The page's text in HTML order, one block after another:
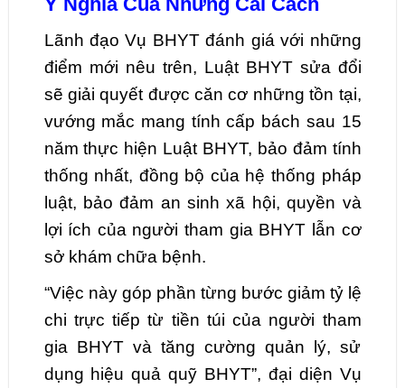
Lãnh đạo Vụ BHYT đánh giá với những
điểm mới nêu trên, Luật BHYT sửa đổi
sẽ giải quyết được căn cơ những tồn tại,
vướng mắc mang tính cấp bách sau 15
năm thực hiện Luật BHYT, bảo đảm tính
thống nhất, đồng bộ của hệ thống pháp
luật, bảo đảm an sinh xã hội, quyền và
lợi ích của người tham gia BHYT lẫn cơ
sở khám chữa bệnh.
“Việc này góp phần từng bước giảm tỷ lệ
chi trực tiếp từ tiền túi của người tham
gia BHYT và tăng cường quản lý, sử
dụng hiệu quả quỹ BHYT”, đại diện Vụ